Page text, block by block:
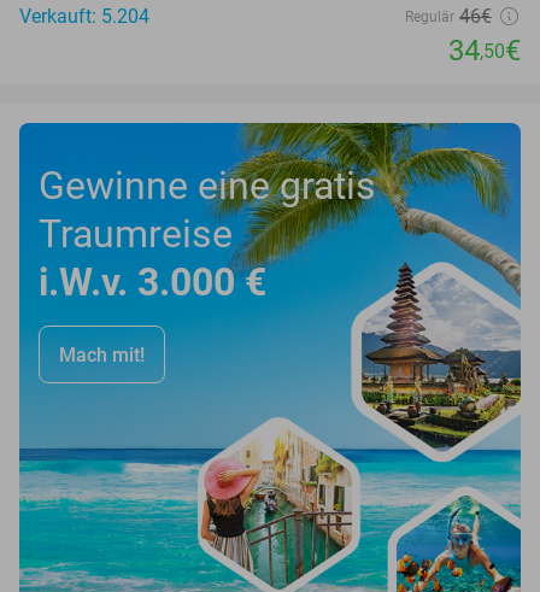
Verkauft: 5.204
Regulär 46€
34,50€
Gewinne eine gratis
Traumreise
i.W.v. 3.000 €
Mach mit!